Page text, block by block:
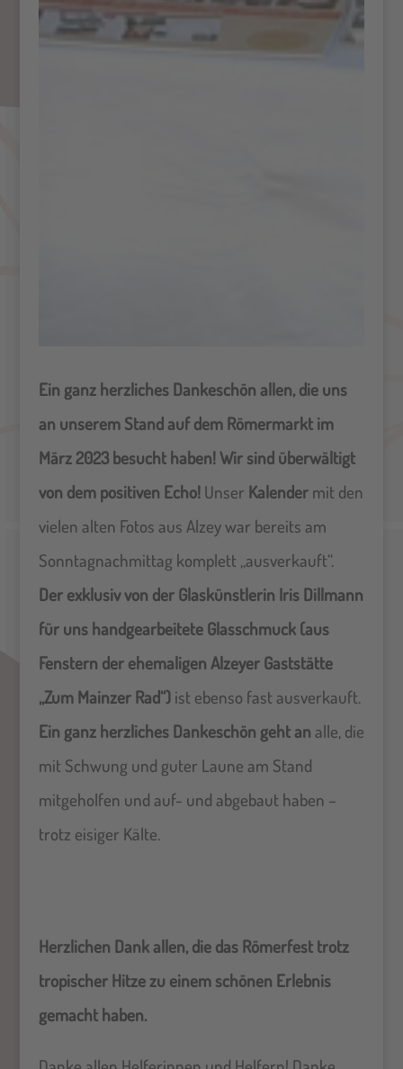
Ein ganz herzliches Dankeschön allen, die uns
an unserem Stand auf dem Römermarkt im
März 2023 besucht haben! Wir sind überwältigt
von dem positiven Echo! Unser Kalendermit den
vielen alten Fotos aus Alzey war bereits am
Sonntagnachmittag komplett „ausverkauft“.
Der exklusiv von der Glaskünstlerin Iris Dillmann
für uns handgearbeitete Glasschmuck (aus
Fenstern der ehemaligen Alzeyer Gaststätte
„Zum Mainzer Rad“) ist ebenso fast ausverkauft.
Ein ganz herzliches Dankeschön geht an alle, die
mit Schwung und guter Laune am Stand
mitgeholfen und auf- und abgebaut haben –
trotz eisiger Kälte.
Herzlichen Dank allen, die das Römerfest trotz
tropischer Hitze zu einem schönen Erlebnis
gemacht haben.